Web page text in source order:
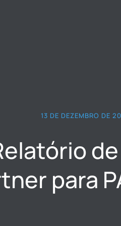
13 DE DEZEMBRO DE
para